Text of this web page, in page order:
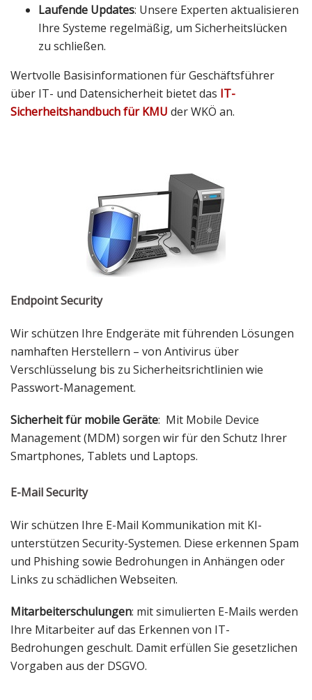
Laufende Updates: Unsere Experten aktualisieren
Ihre Systeme regelmäßig, um Sicherheitslücken
zu schließen.
Wertvolle Basisinformationen für Geschäftsführer
über IT- und Datensicherheit bietet das IT-
Sicherheitshandbuch für KMU der WKÖ an.
Endpoint Security
Wir schützen Ihre Endgeräte mit führenden Lösungen
namhaften Herstellern – von Antivirus über
Verschlüsselung bis zu Sicherheitsrichtlinien wie
Passwort-Management.
Sicherheit für mobile Geräte: Mit Mobile Device
Management (MDM) sorgen wir für den Schutz Ihrer
Smartphones, Tablets und Laptops.
E-Mail Security
Wir schützen Ihre E-Mail Kommunikation mit KI-
unterstützen Security-Systemen. Diese erkennen Spam
und Phishing sowie Bedrohungen in Anhängen oder
Links zu schädlichen Webseiten.
Mitarbeiterschulungen: mit simulierten E-Mails werden
Ihre Mitarbeiter auf das Erkennen von IT-
Bedrohungen geschult. Damit erfüllen Sie gesetzlichen
Vorgaben aus der DSGVO.